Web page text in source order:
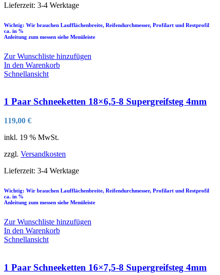
Lieferzeit: 3-4 Werktage
Wichtig: Wir brauchen Laufflächenbreite, Reifendurchmesser, Profilart und Restprofil
ca. in %
Anleitung zum messen siehe Menüleiste
Zur Wunschliste hinzufügen
In den Warenkorb
Schnellansicht
1 Paar Schneeketten 18×6,5-8 Supergreifsteg 4mm
119,00 €
inkl. 19 % MwSt.
zzgl. Versandkosten
Lieferzeit: 3-4 Werktage
Wichtig: Wir brauchen Laufflächenbreite, Reifendurchmesser, Profilart und Restprofil
ca. in %
Anleitung zum messen siehe Menüleiste
Zur Wunschliste hinzufügen
In den Warenkorb
Schnellansicht
1 Paar Schneeketten 16×7,5-8 Supergreifsteg 4mm